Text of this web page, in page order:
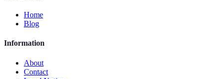
Home
Blog
Information
About
Contact